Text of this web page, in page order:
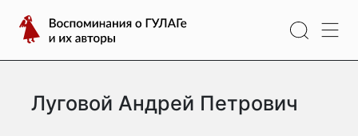
содержимому
Воспоминания
о
ГУЛАГе
Луговой Андрей Петрович